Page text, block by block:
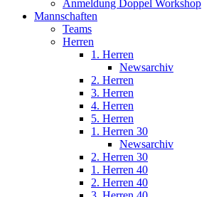
Anmeldung Doppel Workshop
Mannschaften
Teams
Herren
1. Herren
Newsarchiv
2. Herren
3. Herren
4. Herren
5. Herren
1. Herren 30
Newsarchiv
2. Herren 30
1. Herren 40
2. Herren 40